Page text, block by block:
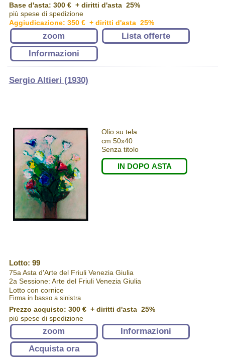
Base d'asta: 300 € + diritti d'asta 25%
più spese di spedizione
Aggiudicazione: 350 € + diritti d'asta 25%
zoom
Lista offerte
Informazioni
Sergio Altieri (1930)
Olio su tela
cm 50x40
Senza titolo
IN DOPO ASTA
Lotto: 99
75a Asta d'Arte del Friuli Venezia Giulia
2a Sessione: Arte del Friuli Venezia Giulia
Lotto con cornice
Firma in basso a sinistra
Prezzo acquisto: 300 €+ diritti d'asta 25%
più spese di spedizione
zoom
Informazioni
Acquista ora